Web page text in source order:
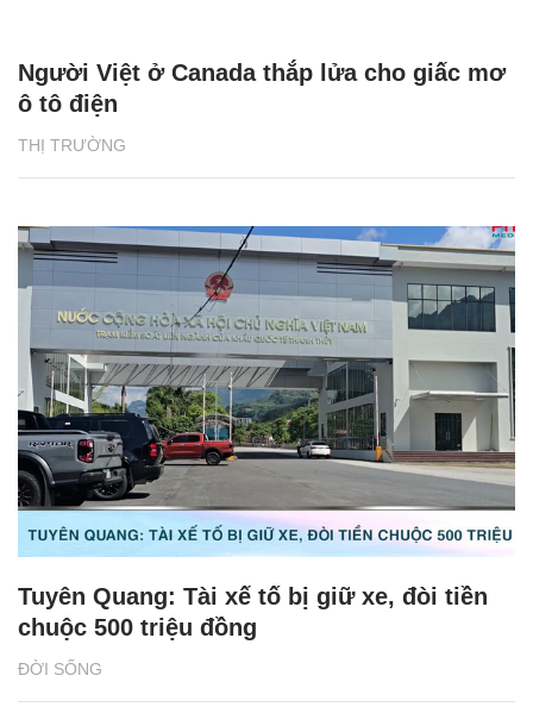
THỊ TRƯỜNG
Người Việt ở Canada thắp lửa cho giấc mơ
ô tô điện
ĐỜI SỐNG
Tuyên Quang: Tài xế tố bị giữ xe, đòi tiền
chuộc 500 triệu đồng